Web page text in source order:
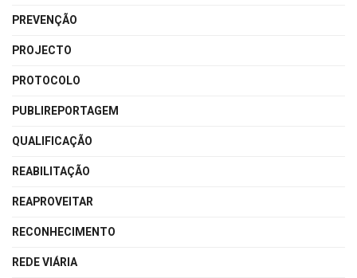
PREVENÇÃO
PROJECTO
PROTOCOLO
PUBLIREPORTAGEM
QUALIFICAÇÃO
REABILITAÇÃO
REAPROVEITAR
RECONHECIMENTO
REDE VIÁRIA